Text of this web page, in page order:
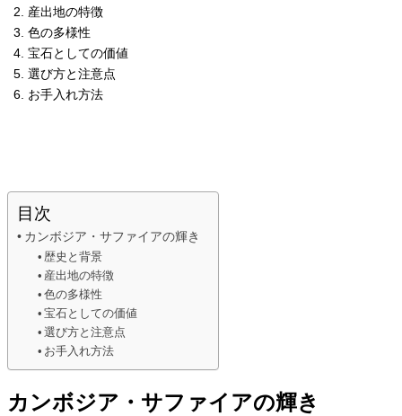
産出地の特徴
色の多様性
宝石としての価値
選び方と注意点
お手入れ方法
目次
カンボジア・サファイアの輝き
歴史と背景
産出地の特徴
色の多様性
宝石としての価値
選び方と注意点
お手入れ方法
カンボジア・サファイアの輝き